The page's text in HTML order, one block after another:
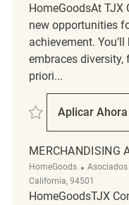
HomeGoodsAt TJX
new opportunities
achievement.
embraces
priori...
Salvar Merchandising
Aplicar Ahora
MERCHANDISING
HomeGoods Categoría
Asociados
California, 94501
HomeGoodsTJX